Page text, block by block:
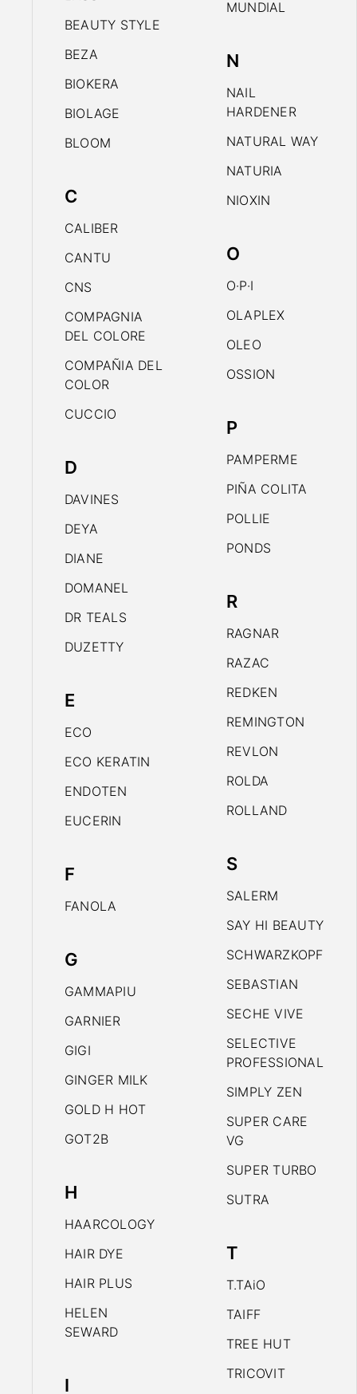
BEAUTY STYLE
BEZA
BIOKERA
BIOLAGE
BLOOM
C
CALIBER
CANTU
CNS
COMPAGNIA
DEL COLORE
COMPAÑIA DEL
COLOR
CUCCIO
D
DAVINES
DEYA
DIANE
DOMANEL
DR TEALS
DUZETTY
E
ECO
ECO KERATIN
ENDOTEN
EUCERIN
F
FANOLA
G
GAMMAPIU
GARNIER
GIGI
GINGER MILK
GOLD H HOT
GOT2B
H
HAARCOLOGY
HAIR DYE
HAIR PLUS
HELEN
SEWARD
I
MUNDIAL
N
NAIL
HARDENER
NATURAL WAY
NATURIA
NIOXIN
O
O·P·I
OLAPLEX
OLEO
OSSION
P
PAMPERME
PIÑA COLITA
POLLIE
PONDS
R
RAGNAR
RAZAC
REDKEN
REMINGTON
REVLON
ROLDA
ROLLAND
S
SALERM
SAY HI BEAUTY
SCHWARZKOPF
SEBASTIAN
SECHE VIVE
SELECTIVE
PROFESSIONAL
SIMPLY ZEN
SUPER CARE
VG
SUPER TURBO
SUTRA
T
T.TAiO
TAIFF
TREE HUT
TRICOVIT